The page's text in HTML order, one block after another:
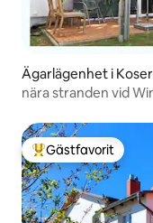
Ägarlägenhet i
nära stranden vid
Populär gästfavorit
Gästfavorit